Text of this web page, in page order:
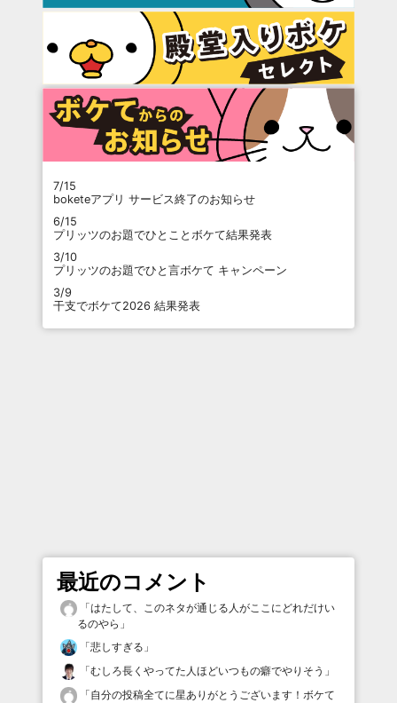
7/15
boketeアプリ サービス終了のお知らせ
6/15
プリッツのお題でひとことボケて結果発表
3/10
プリッツのお題でひと言ボケて キャンペーン
3/9
干支でボケて2026 結果発表
最近のコメント
「はたして、このネタが通じる人がここにどれだけい
るのやら 」
「悲しすぎる 」
「むしろ長くやってた人ほどいつもの癖でやりそう 」
「自分の投稿全てに星ありがとうございます！ボケて